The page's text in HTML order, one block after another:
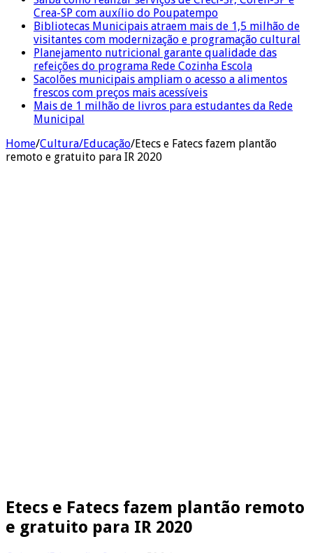
Crea-SP com auxílio do Poupatempo
Bibliotecas Municipais atraem mais de 1,5 milhão de
visitantes com modernização e programação cultural
Planejamento nutricional garante qualidade das
refeições do programa Rede Cozinha Escola
Sacolões municipais ampliam o acesso a alimentos
frescos com preços mais acessíveis
Mais de 1 milhão de livros para estudantes da Rede
Municipal
Home/Cultura/Educação/Etecs e Fatecs fazem plantão
remoto e gratuito para IR 2020
Etecs e Fatecs fazem plantão remoto
e gratuito para IR 2020